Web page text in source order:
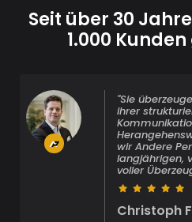
Seit über 30
1.000
"Sie
ihrer
wir Andere
langjährigen,
voller
Christoph